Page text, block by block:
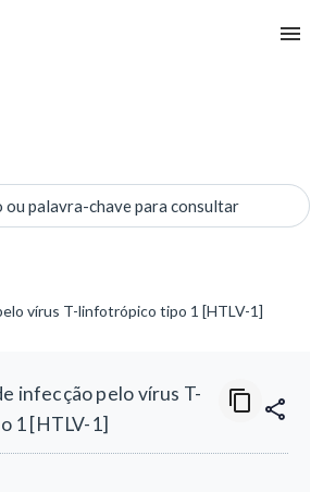
palavra-chave para consultar
vírus T-linfotrópico tipo 1 [HTLV-1]
infecção pelo vírus T-
1 [HTLV-1]